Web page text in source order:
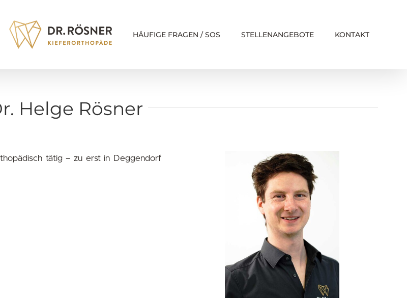
HÄUFIGE FRAGEN / SOS STELLENANGEBOTE KONTAKT
Helge Rösner
tätig – zu erst in Deggendorf